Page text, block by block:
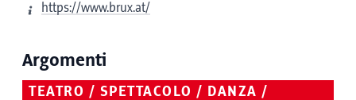
https://www.brux.at/
Argomenti
TEATRO / SPETTACOLO / DANZA /